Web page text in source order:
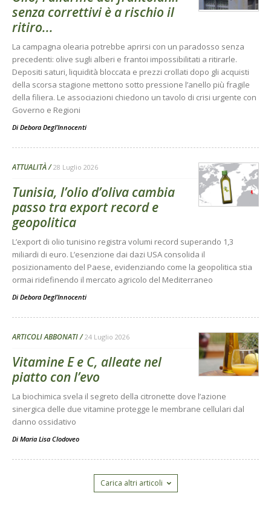
senza correttivi è a rischio il
ritiro...
La campagna olearia potrebbe aprirsi con un paradosso senza
precedenti: olive sugli alberi e frantoi impossibilitati a ritirarle.
Depositi saturi, liquidità bloccata e prezzi crollati dopo gli acquisti
della scorsa stagione mettono sotto pressione l’anello più fragile
della filiera. Le associazioni chiedono un tavolo di crisi urgente con
Governo e Regioni
Di Debora Degl’Innocenti
ATTUALITÀ 28 Luglio 2026
Tunisia, l’olio d’oliva cambia
passo tra export record e
geopolitica
L’export di olio tunisino registra volumi record superando 1,3
miliardi di euro. L’esenzione dai dazi USA consolida il
posizionamento del Paese, evidenziando come la geopolitica stia
ormai ridefinendo il mercato agricolo del Mediterraneo
Di Debora Degl’Innocenti
ARTICOLI ABBONATI 24 Luglio 2026
Vitamine E e C, alleate nel
piatto con l’evo
La biochimica svela il segreto della citronette dove l’azione
sinergica delle due vitamine protegge le membrane cellulari dal
danno ossidativo
Di Maria Lisa Clodoveo
Carica altri articoli